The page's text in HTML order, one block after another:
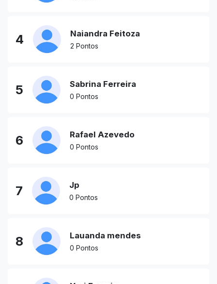
4 Naiandra Feitoza
2 Pontos
5 Sabrina Ferreira
0 Pontos
6 Rafael Azevedo
0 Pontos
7 Jp
0 Pontos
8 Lauanda mendes
0 Pontos